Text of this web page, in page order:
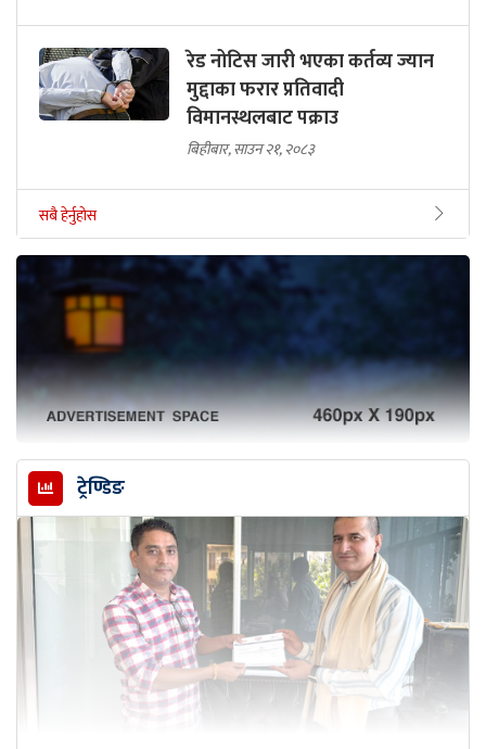
रेड नोटिस जारी भएका कर्तव्य ज्यान
मुद्दाका फरार प्रतिवादी
विमानस्थलबाट पक्राउ
बिहीबार, साउन २१, २०८३
सबै हेर्नुहोस
ट्रेण्डिङ